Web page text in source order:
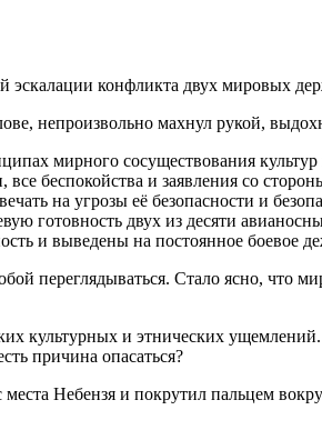
эскалации конфликта двух мировых
непроизвольно махнул рукой,
мирного сосуществования
беспокойства и заявления со
на угрозы её безопасности и
готовность двух из десяти
и выведены на постоянное боевое
переглядываться. Стало ясно, что
культурных и этнических
причина опасаться?
Небензя и покрутил пальцем